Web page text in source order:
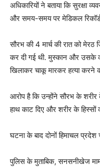
अधिकारियों ने बताया कि सुरक्षा
और समय-समय पर मेडिकल
सौरभ की 4 मार्च की रात को
कर दी गई थी. मुस्कान और उसके
खिलाकर चाकू मारकर हत्या करने
आरोप है कि उन्होंने सौरभ के
हाथ काट दिए और शरीर के हिस्सों
घटना के बाद दोनों हिमाचल
पुलिस के मुताबिक, सनसनीखेज